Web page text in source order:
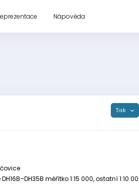
Nápověda
Tisk
měřítko 1:15 000, ostatní 1:10